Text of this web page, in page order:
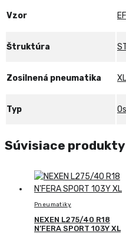
Vzor
Štruktúra
Zosilnená pneumatika
Typ
Súvisiace produkty
Pneumatiky
NEXEN L275/40 R18
N’FERA SPORT 103Y XL